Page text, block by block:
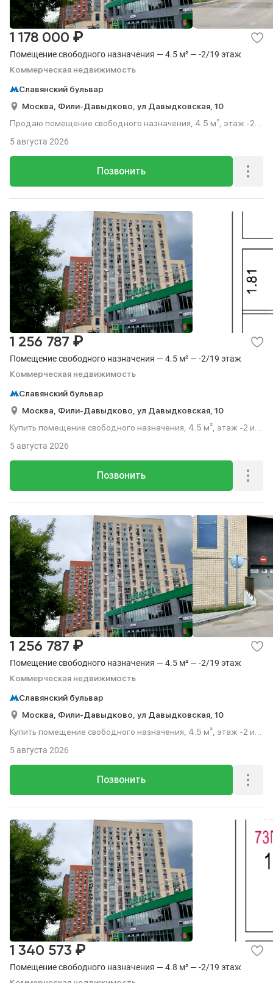
Помещение свободного назначения — 4.5 м² — -2/19 этаж
Коммерческая недвижимость
1 178 000 ₽
Славянский бульвар
Москва, Фили-Давыдково, ул Давыдковская, 10
Продаю помещение свободного назначения, 4.5 м², этаж -2
Позвонить
5 августа 2026
Помещение свободного назначения — 4.5 м² — -2/19 этаж
Коммерческая недвижимость
1 256 787 ₽
Славянский бульвар
Москва, Фили-Давыдково, ул Давыдковская, 10
Купить помещение свободного назначения, 4.5 м², этаж -2 из
Позвонить
5 августа 2026
Помещение свободного назначения — 4.5 м² — -2/19 этаж
Коммерческая недвижимость
1 256 787 ₽
Славянский бульвар
Москва, Фили-Давыдково, ул Давыдковская, 10
Купить помещение свободного назначения, 4.5 м², этаж -2 из
Позвонить
5 августа 2026
Помещение свободного назначения — 4.8 м² — -2/19 этаж
1 340 573 ₽